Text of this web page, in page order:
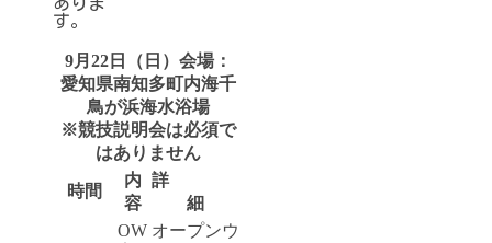
ありま
す。
9月22日（日）会場：
愛知県南知多町内海千
鳥が浜海水浴場
※競技説明会は必須で
はありません
時間
内
容
詳
細
OW オープンウ